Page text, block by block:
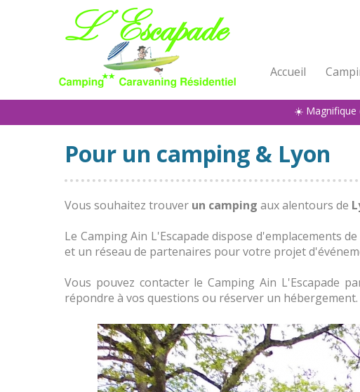
Accueil
☀️ Magnifique
Pour un camping & Lyon
Vous souhaitez trouver un camping aux alentours de
Le Camping Ain L'Escapade dispose d'emplacements
et un réseau de partenaires pour votre projet
Vous pouvez contacter le Camping Ain
répondre à vos questions ou réserver un hébergement.